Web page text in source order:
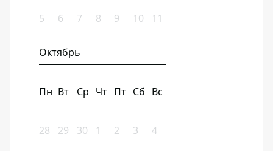
5 6 7 8 9 10 11
Октябрь
Пн Вт Ср Чт Пт Сб Вс
28 29 30 1 2 3 4